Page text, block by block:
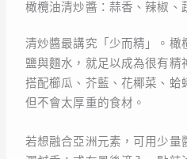
橄欖油清炒醬：蒜香、辣椒、
清炒醬最講究「少而精」。橄
鹽與麵水，就足以成為很有精
搭配櫛瓜、芥藍、花椰菜、蛤
但不會太厚重的食材。
若想融合亞洲元素，可用少量